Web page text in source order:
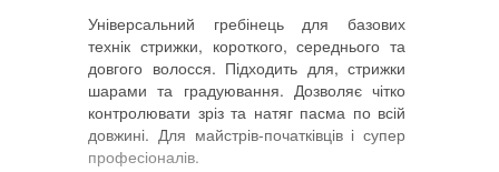
Універсальний гребінець для базових
технік стрижки, короткого, середнього та
довгого волосся. Підходить для, стрижки
шарами та градуювання. Дозволяє чітко
контролювати зріз та натяг пасма по всій
довжині. Для майстрів-початківців і супер
професіоналів.